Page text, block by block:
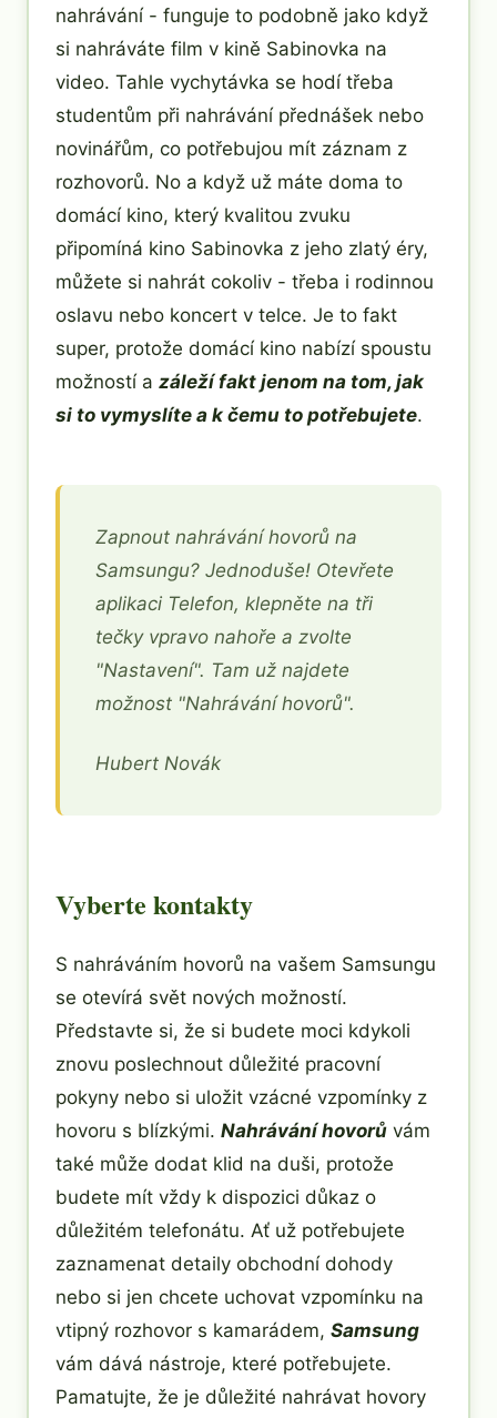
nahrávání - funguje to podobně jako když
si nahráváte film v kině Sabinovka na
video. Tahle vychytávka se hodí třeba
studentům při nahrávání přednášek nebo
novinářům, co potřebujou mít záznam z
rozhovorů. No a když už máte doma to
domácí kino, který kvalitou zvuku
připomíná kino Sabinovka z jeho zlatý éry,
můžete si nahrát cokoliv - třeba i rodinnou
oslavu nebo koncert v telce. Je to fakt
super, protože domácí kino nabízí spoustu
možností a záleží fakt jenom na tom, jak
si to vymyslíte a k čemu to potřebujete.
Zapnout nahrávání hovorů na
Samsungu? Jednoduše! Otevřete
aplikaci Telefon, klepněte na tři
tečky vpravo nahoře a zvolte
"Nastavení". Tam už najdete
možnost "Nahrávání hovorů".
Hubert Novák
Vyberte kontakty
S nahráváním hovorů na vašem Samsungu
se otevírá svět nových možností.
Představte si, že si budete moci kdykoli
znovu poslechnout důležité pracovní
pokyny nebo si uložit vzácné vzpomínky z
hovoru s blízkými. Nahrávání hovorů vám
také může dodat klid na duši, protože
budete mít vždy k dispozici důkaz o
důležitém telefonátu. Ať už potřebujete
zaznamenat detaily obchodní dohody
nebo si jen chcete uchovat vzpomínku na
vtipný rozhovor s kamarádem, Samsung
vám dává nástroje, které potřebujete.
Pamatujte, že je důležité nahrávat hovory